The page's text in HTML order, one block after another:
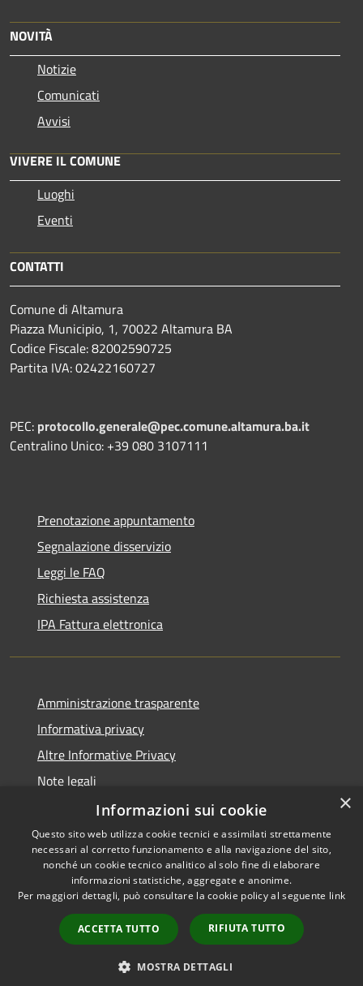
NOVITÀ
Notizie
Comunicati
Avvisi
VIVERE IL COMUNE
Luoghi
Eventi
CONTATTI
Comune di Altamura
Piazza Municipio, 1, 70022 Altamura BA
Codice Fiscale: 82002590725
Partita IVA: 02422160727
PEC: protocollo.generale@pec.comune.altamura.ba.it
Centralino Unico: +39 080 3107111
Prenotazione appuntamento
Segnalazione disservizio
Leggi le FAQ
Richiesta assistenza
IPA Fattura elettronica
Amministrazione trasparente
Informativa privacy
Altre Informative Privacy
Note legali
Dichiarazione di accessibilità
RSS
Accessibilità
Copyright © 2026 • Comune di
Municipium•
Accesso
redazione
×
Informazioni sui cookie
Questo sito web utilizza cookie tecnici e assimilati strettamente
necessari al corretto funzionamento e alla navigazione del sito,
nonché un cookie tecnico analitico al solo fine di elaborare
informazioni statistiche, aggregate e anonime.
Per maggiori dettagli, può consultare la cookie policy al seguente link
ACCETTA TUTTO RIFIUTA TUTTO
MOSTRA DETTAGLI